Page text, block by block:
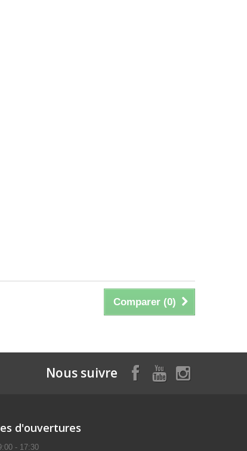
Comparer (0)
Nous suivre
d'ouvertures
- 17:30